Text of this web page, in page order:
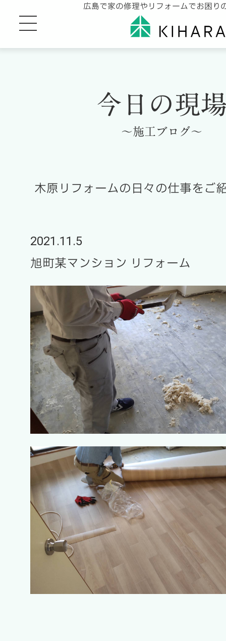
広島で家の修理やリフォームでお困り
今日の現
～施工ブログ～
木原リフォームの日々の仕事をご
2021.11.5
旭町某マンション リフォーム